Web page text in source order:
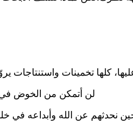
لن أتمكن من الخوض في
نحدثهم عن الله وأبداعه